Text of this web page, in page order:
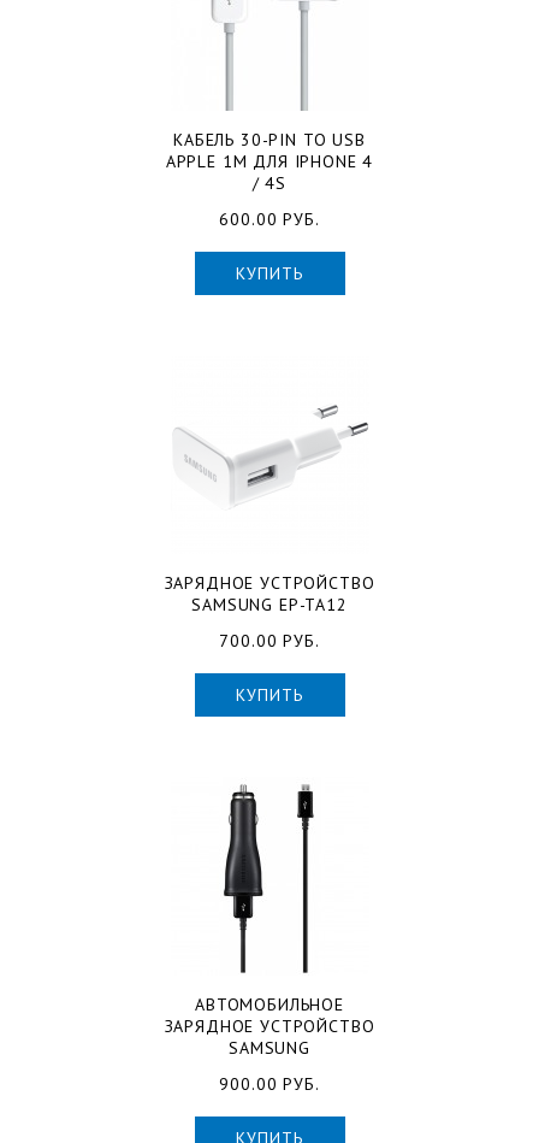
КАБЕЛЬ 30-PIN TO USB
APPLE 1M ДЛЯ IPHONE 4
/ 4S
600.00 РУБ.
КУПИТЬ
ЗАРЯДНОЕ УСТРОЙСТВО
SAMSUNG EP-TA12
700.00 РУБ.
КУПИТЬ
АВТОМОБИЛЬНОЕ
ЗАРЯДНОЕ УСТРОЙСТВО
SAMSUNG
900.00 РУБ.
КУПИТЬ